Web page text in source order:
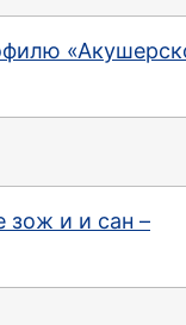
зож и и сан –